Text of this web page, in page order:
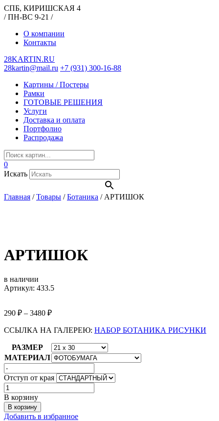
СПБ, КИРИШСКАЯ 4
/ ПН-ВС 9-21 /
О компании
Контакты
28KARTIN.RU
28kartin@mail.ru +7 (931) 300-16-88
Картины / Постеры
Рамки
ГОТОВЫЕ РЕШЕНИЯ
Услуги
Доставка и оплата
Портфолио
Распродажа
0
Искать
Главная /Товары /Ботаника / АРТИШОК
АРТИШОК
в наличии
Артикул: 433.5
290 ₽ – 3480 ₽
ССЫЛКА НА ГАЛЕРЕЮ: НАБОР БОТАНИКА РИСУНКИ
РАЗМЕР
МАТЕРИАЛ
Отступ от края
Количество
товара
АРТИШОК
В корзину
В корзину
Добавить в избранное